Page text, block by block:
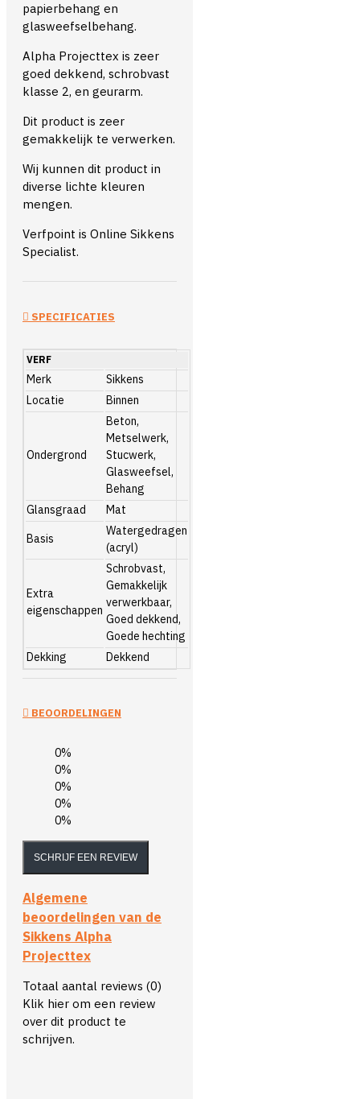
papierbehang en
glasweefselbehang.
Alpha Projecttex is zeer
goed dekkend, schrobvast
klasse 2, en geurarm.
Dit product is zeer
gemakkelijk te verwerken.
Wij kunnen dit product in
diverse lichte kleuren
mengen.
Verfpoint is Online Sikkens
Specialist.
SPECIFICATIES
VERF
Merk
Sikkens
Locatie
Binnen
Ondergrond
Beton,
Metselwerk,
Stucwerk,
Glasweefsel,
Behang
Glansgraad
Mat
Basis
Watergedragen
(acryl)
Extra
eigenschappen
Schrobvast,
Gemakkelijk
verwerkbaar,
Goed dekkend,
Goede hechting
Dekking
Dekkend
BEOORDELINGEN
0%
0%
0%
0%
0%
SCHRIJF EEN REVIEW
Algemene
beoordelingen van de
Sikkens Alpha
Projecttex
Totaal aantal reviews (0)
Klik hier om een review
over dit product te
schrijven.